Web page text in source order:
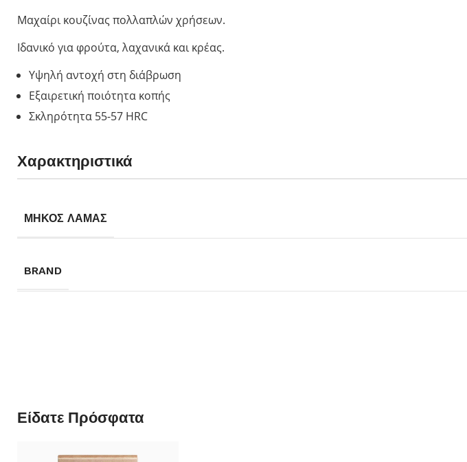
Μαχαίρι κουζίνας πολλαπλών χρήσεων.
Ιδανικό για φρούτα, λαχανικά και κρέας.
Υψηλή αντοχή στη διάβρωση
Eξαιρετική ποιότητα κοπής
Σκληρότητα 55-57 HRC
Χαρακτηριστικά
ΜΗΚΟΣ ΛΑΜΑΣ
BRAND
Είδατε Πρόσφατα